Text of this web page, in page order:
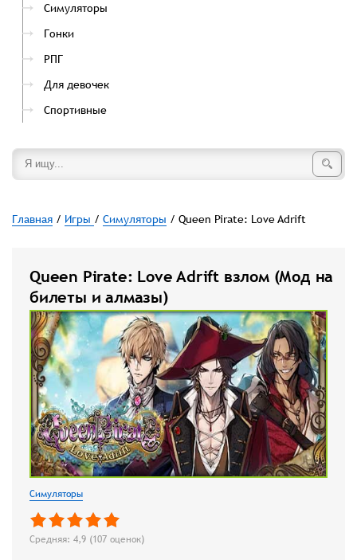
Симуляторы
Гонки
РПГ
Для девочек
Спортивные
Главная / Игры / Симуляторы / Queen Pirate: Love Adrift
Queen Pirate: Love Adrift взлом (Мод на
билеты и алмазы)
Симуляторы
Средняя: 4,9 (107 оценок)